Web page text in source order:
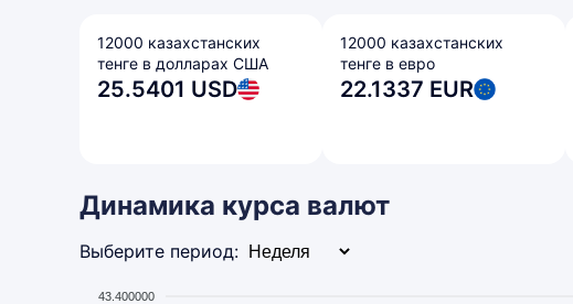
12000 казахстанских
тенге в долларах США
25.5401 USD
12000 казахстанских
тенге в евро
22.1337 EUR
Динамика курса валют
Выберите период:
43.400000